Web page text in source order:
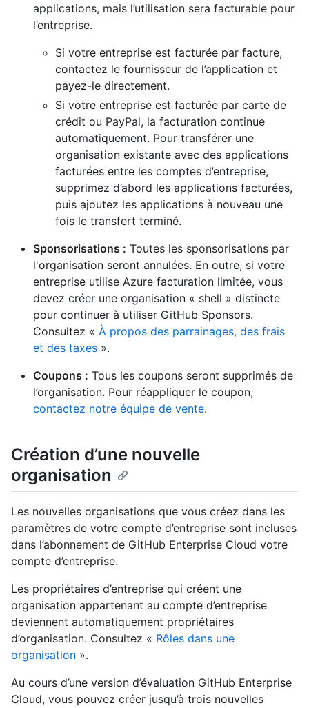
applications, mais l’utilisation sera facturable pour
l’entreprise.
Si votre entreprise est facturée par facture,
contactez le fournisseur de l’application et
payez-le directement.
Si votre entreprise est facturée par carte de
crédit ou PayPal, la facturation continue
automatiquement. Pour transférer une
organisation existante avec des applications
facturées entre les comptes d’entreprise,
supprimez d’abord les applications facturées,
puis ajoutez les applications à nouveau une
fois le transfert terminé.
Sponsorisations : Toutes les sponsorisations par
l'organisation seront annulées. En outre, si votre
entreprise utilise Azure facturation limitée, vous
devez créer une organisation « shell » distincte
pour continuer à utiliser GitHub Sponsors.
Consultez « À propos des parrainages, des frais
et des taxes ».
Coupons : Tous les coupons seront supprimés de
l’organisation. Pour réappliquer le coupon,
contactez notre équipe de vente.
Création d’une nouvelle
organisation
Les nouvelles organisations que vous créez dans les
paramètres de votre compte d’entreprise sont incluses
dans l’abonnement de GitHub Enterprise Cloud votre
compte d’entreprise.
Les propriétaires d’entreprise qui créent une
organisation appartenant au compte d’entreprise
deviennent automatiquement propriétaires
d’organisation. Consultez « Rôles dans une
organisation ».
Au cours d’une version d’évaluation GitHub Enterprise
Cloud, vous pouvez créer jusqu’à trois nouvelles